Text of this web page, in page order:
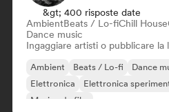
&gt; 400 risposte date
AmbientBeats / Lo-fiChill House
Dance music
Ingaggiare artisti o pubblicare la
Ambient Beats / Lo-fi Dance
Elettronica
Elettronica
Musica da film